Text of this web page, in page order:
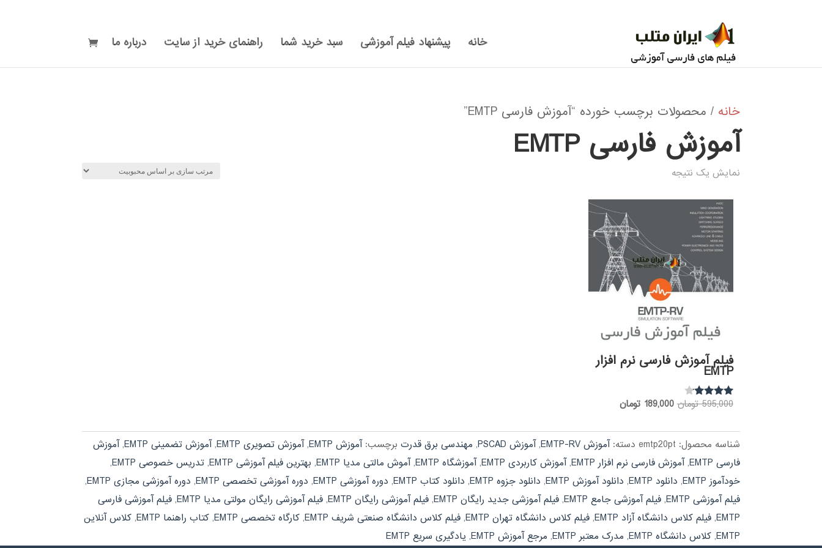
خانه پیشنهاد فیلم آموزشی سبد خرید شما راهنمای خرید از سایت درباره ما
خانه / محصولات برچسب خورده “آموزش فارسی EMTP”
آموزش فارسی EMTP
نمایش یک نتیجه
فیلم آموزش فارسی نرم افزار
EMTP
نمره
595,000 تومان قیمت
595,000 تومان
بود.
189,000 تومان
189,000 تومان.
شناسه محصول: emtp20pt دسته:آموزش EMTP-RV ,آموزش PSCAD , مهندسی برق قدرت برچسب:آموزش EMTP ,آموزش تصویری EMTP ,آموزش تضمینی EMTP ,آموزش
فارسی EMTP
,آموزش فارسی نرم افزار EMTP ,آموزش کاربردی EMTP ,آموزشگاه EMTP ,آموش مالتی مدیا EMTP , بهترین فیلم آموزشی EMTP ,تدریس خصوصی EMTP
,
خودآموز EMTP
, دانلود EMTP , دانلود آموزش EMTP , دانلود جزوه EMTP , دانلود کتاب EMTP , دوره آموزشی EMTP , دوره آموزشی تخصصی EMTP , دوره آموزشی مجازی EMTP
,
فیلم آموزشی EMTP
,فیلم آموزشی جامع EMTP ,فیلم آموزشی جدید رایگان EMTP ,فیلم آموزشی رایگان EMTP ,فیلم آموزشی رایگان مولتی مدیا EMTP ,فیلم آموزشی فارسی
EMTP
,فیلم کلاس دانشگاه آزاد EMTP ,فیلم کلاس دانشگاه تهران EMTP ,فیلم کلاس دانشگاه صنعتی شریف EMTP ,کارگاه تخصصی EMTP ,کتاب راهنما EMTP ,کلاس آنلاین
EMTP
,کلاس دانشگاه EMTP , مدرک معتبر EMTP , مرجع آموزش EMTP , یادگیری سریع EMTP